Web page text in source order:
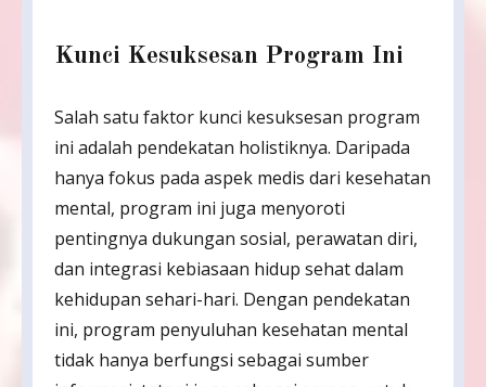
Kunci Kesuksesan Program Ini
Salah satu faktor kunci kesuksesan program
ini adalah pendekatan holistiknya. Daripada
hanya fokus pada aspek medis dari kesehatan
mental, program ini juga menyoroti
pentingnya dukungan sosial, perawatan diri,
dan integrasi kebiasaan hidup sehat dalam
kehidupan sehari-hari. Dengan pendekatan
ini, program penyuluhan kesehatan mental
tidak hanya berfungsi sebagai sumber